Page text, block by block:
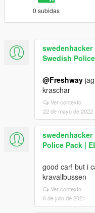
0 subidas
swedenhacker
Swedish
@Freshway
kraschar
Ver contexto
22 de mayo de 2022
swedenhacker
Police Pack |
good car! but i
kravallbussen
Ver contexto
6 de julio de 2021